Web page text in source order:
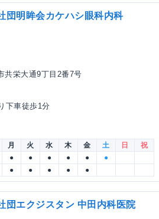
団明眸会カケハシ眼科内科
共栄大通9丁目2番7号
下車徒歩1分
月 火 水 木 金 土 日
祝
● ● ● ● ●
●
● ● ● ● ●
団エクジスタン 中田内科医院